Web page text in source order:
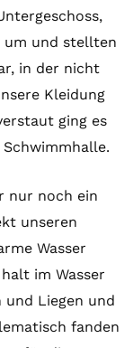
um und stellten
in der nicht
Kleidung
ging es
nur noch ein
unseren
Wasser
im Wasser
Liegen und
fanden